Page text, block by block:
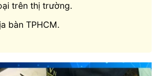
trên thị trường.
bàn TPHCM.